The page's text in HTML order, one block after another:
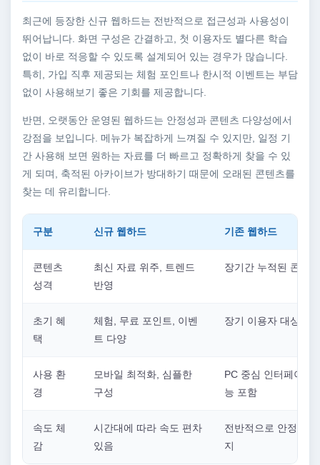
최근에 등장한 신규 웹하드는 전반적으로 접근성과 사용성이
뛰어납니다. 화면 구성은 간결하고, 첫 이용자도 별다른 학습
없이 바로 적응할 수 있도록 설계되어 있는 경우가 많습니다.
특히, 가입 직후 제공되는 체험 포인트나 한시적 이벤트는 부담
없이 사용해보기 좋은 기회를 제공합니다.
반면, 오랫동안 운영된 웹하드는 안정성과 콘텐츠 다양성에서
강점을 보입니다. 메뉴가 복잡하게 느껴질 수 있지만, 일정 기
간 사용해 보면 원하는 자료를 더 빠르고 정확하게 찾을 수 있
게 되며, 축적된 아카이브가 방대하기 때문에 오래된 콘텐츠를
찾는 데 유리합니다.
구분 신규 웹하드 기존 웹하드
콘텐츠
성격
최신 자료 위주, 트렌드
반영
장기간 누적된 콘텐
초기 혜
택
체험, 무료 포인트, 이벤
트 다양
장기 이용자 대상 혜
사용 환
경
모바일 최적화, 심플한
구성
PC 중심 인터페이스,
능 포함
속도 체
감
시간대에 따라 속도 편차
있음
전반적으로 안정적인
지